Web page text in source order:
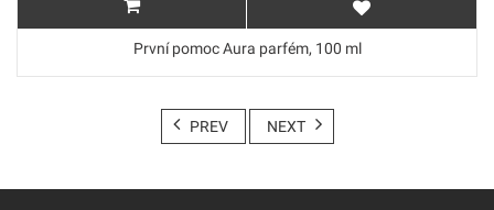
První pomoc Aura parfém, 100 ml
PREV NEXT